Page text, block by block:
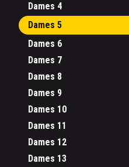
Dames 4
Dames 5
Dames 6
Dames 7
Dames 8
Dames 9
Dames 10
Dames 11
Dames 12
Dames 13